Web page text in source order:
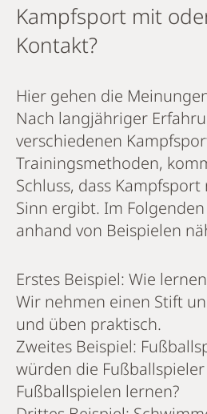
Kampfsport mit
Kontakt?
Hier gehen die
Nach langjähriger
verschiedenen
Trainingsmethoden,
Schluss, dass
Sinn ergibt. Im
anhand von Beispielen
Erstes Beispiel: Wie
Wir nehmen einen Stift
und üben praktisch.
Zweites Beispiel:
würden die
Fußballspielen lernen?